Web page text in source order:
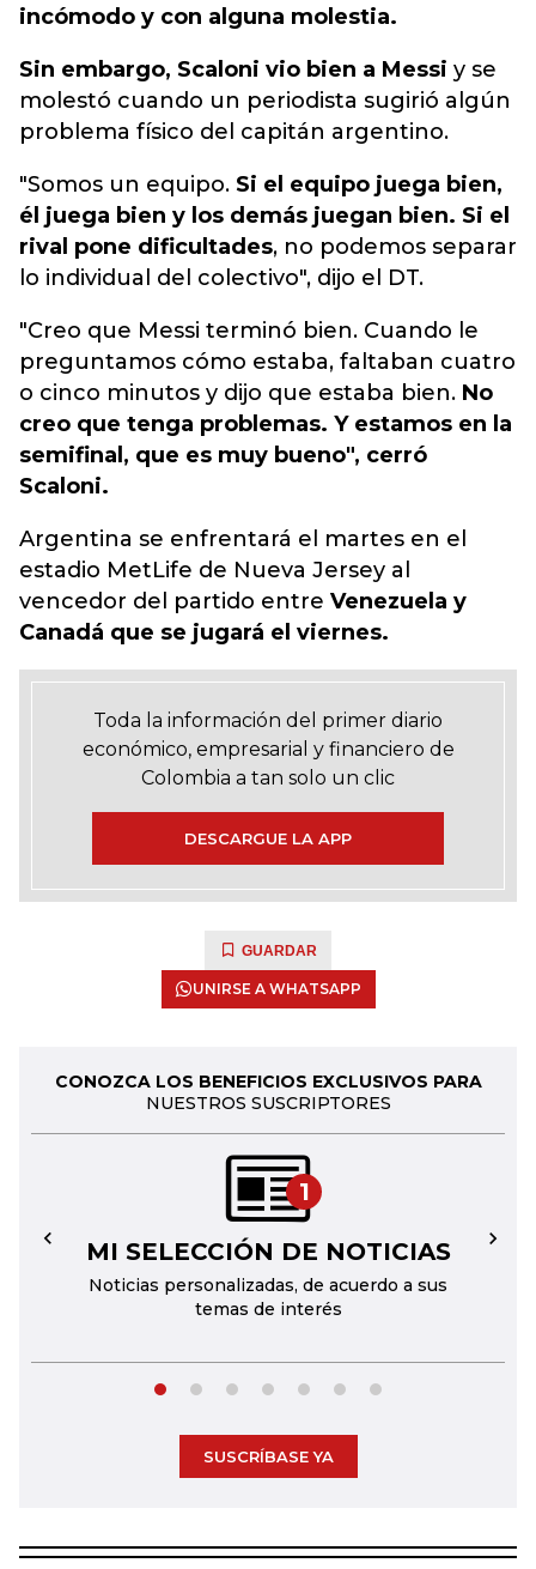
incómodo y con alguna molestia.
Sin embargo, Scaloni vio bien a Messi y se
molestó cuando un periodista sugirió algún
problema físico del capitán argentino.
"Somos un equipo. Si el equipo juega bien,
él juega bien y los demás juegan bien. Si el
rival pone dificultades, no podemos separar
lo individual del colectivo", dijo el DT.
"Creo que Messi terminó bien. Cuando le
preguntamos cómo estaba, faltaban cuatro
o cinco minutos y dijo que estaba bien. No
creo que tenga problemas. Y estamos en la
semifinal, que es muy bueno", cerró
Scaloni.
Argentina se enfrentará el martes en el
estadio MetLife de Nueva Jersey al
vencedor del partido entre Venezuela y
Canadá que se jugará el viernes.
Toda la información del primer diario
económico, empresarial y financiero de
Colombia a tan solo un clic
DESCARGUE LA APP
GUARDAR
UNIRSE A WHATSAPP
CONOZCA LOS BENEFICIOS EXCLUSIVOS PARA
NUESTROS SUSCRIPTORES
1
MI SELECCIÓN DE NOTICIAS
Noticias personalizadas, de acuerdo a sus
temas de interés
← →
SUSCRÍBASE YA